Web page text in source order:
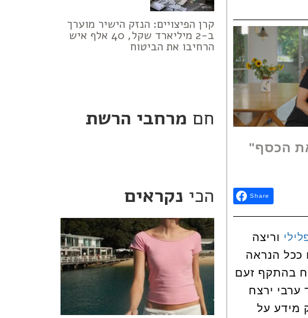
הכסף"
Share
וריצה
ככל הנראה
בהתקף זעם
ערבי ירצח
מידע על
קרן הפיצויים: הנזק הישיר מוערך
ב-2 מיליארד שקל, 40 אלף איש
הרחיבו את הביטוח
חם מרחבי הרשת
הכי נקראים